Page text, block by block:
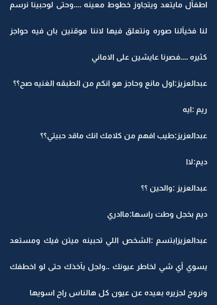
اطفآل مايتعد ويتجاوز خطوط معينه ....وحتى لوحبينا نرسم
لنا فخيآلنا صوره ونتعلق فيها لاننا موقنين بان فيه حواجز
كثيره ....فصرنا عايشين على الاماني
عبدالعزيز:اول مانع وحاجز هو انكم من الطبقه الغنيه صح؟؟
ريم :ايه
عبدالعزيز:طيب افهم من كلامك انك ماقد حبيتي؟؟
ديم:لاا
عبدالعزيز :والحين ؟؟
ديم بخجل وطت راسها:ماادري
عبدالعزيزابتسم :الشخص اللي تحبينه ميتن فيك ومستعد
يسوي أي شي لخاطر عيونك ..ولجل يآخذك حتى لو اخطفك
ونروح لجزيره بعيده عن عيون كل هالناس راح اسويها